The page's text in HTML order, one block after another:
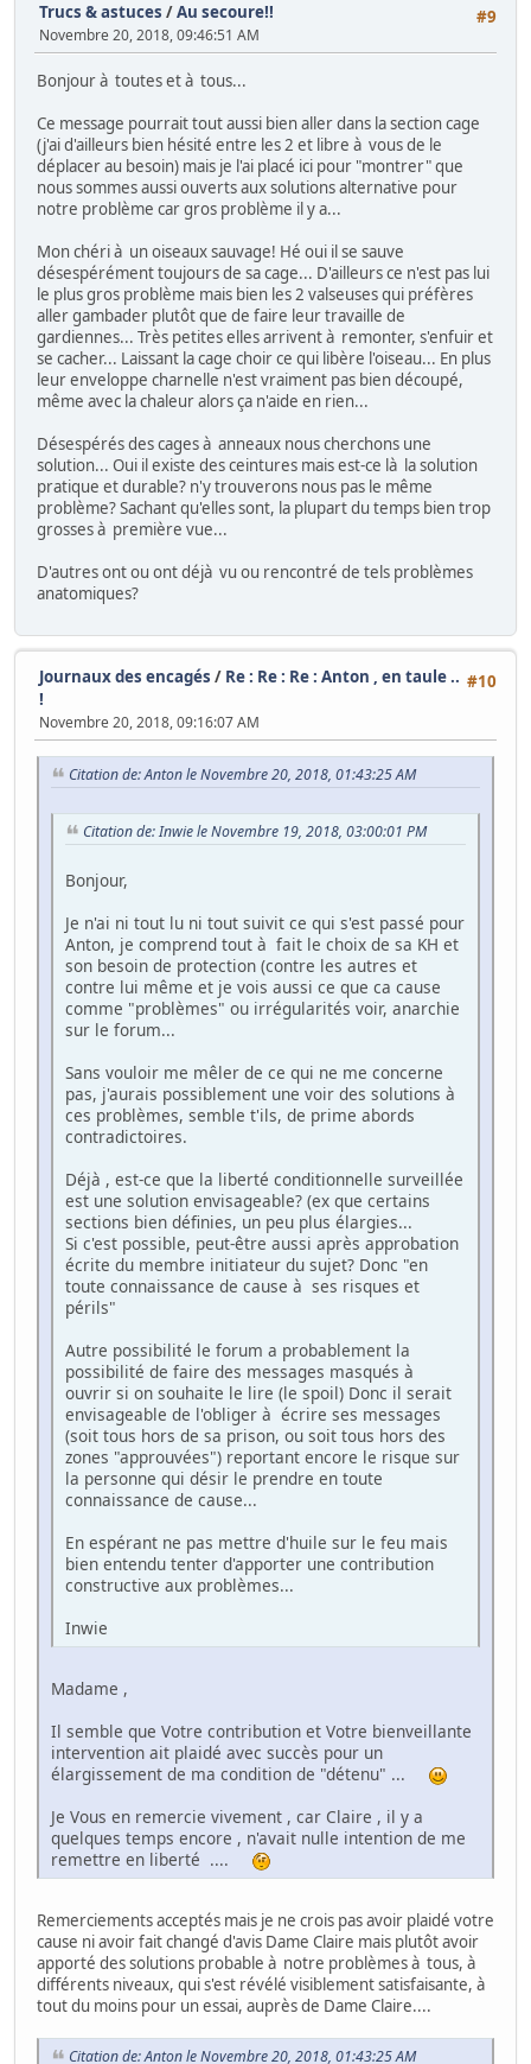
#9
Trucs & astuces /Au secoure!!
Novembre 20, 2018, 09:46:51 AM
Bonjour à toutes et à tous...
Ce message pourrait tout aussi bien aller dans la section cage
(j'ai d'ailleurs bien hésité entre les 2 et libre à vous de le
déplacer au besoin) mais je l'ai placé ici pour "montrer" que
nous sommes aussi ouverts aux solutions alternative pour
notre problème car gros problème il y a...
Mon chéri à un oiseaux sauvage! Hé oui il se sauve
désespérément toujours de sa cage... D'ailleurs ce n'est pas lui
le plus gros problème mais bien les 2 valseuses qui préfères
aller gambader plutôt que de faire leur travaille de
gardiennes... Très petites elles arrivent à remonter, s'enfuir et
se cacher... Laissant la cage choir ce qui libère l'oiseau... En plus
leur enveloppe charnelle n'est vraiment pas bien découpé,
même avec la chaleur alors ça n'aide en rien...
Désespérés des cages à anneaux nous cherchons une
solution... Oui il existe des ceintures mais est-ce là la solution
pratique et durable? n'y trouverons nous pas le même
problème? Sachant qu'elles sont, la plupart du temps bien trop
grosses à première vue...
D'autres ont ou ont déjà vu ou rencontré de tels problèmes
anatomiques?
#10
Journaux des encagés / Re : Re : Re : Anton , en taule ..
!
Novembre 20, 2018, 09:16:07 AM
Citation de: Anton le Novembre 20, 2018, 01:43:25 AM
Citation de: Inwie le Novembre 19, 2018, 03:00:01 PM
Bonjour,
Je n'ai ni tout lu ni tout suivit ce qui s'est passé pour
Anton, je comprend tout à fait le choix de sa KH et
son besoin de protection (contre les autres et
contre lui même et je vois aussi ce que ca cause
comme "problèmes" ou irrégularités voir, anarchie
sur le forum...
Sans vouloir me mêler de ce qui ne me concerne
pas, j'aurais possiblement une voir des solutions à
ces problèmes, semble t'ils, de prime abords
contradictoires.
Déjà , est-ce que la liberté conditionnelle surveillée
est une solution envisageable? (ex que certains
sections bien définies, un peu plus élargies...
Si c'est possible, peut-être aussi après approbation
écrite du membre initiateur du sujet? Donc "en
toute connaissance de cause à ses risques et
périls"
Autre possibilité le forum a probablement la
possibilité de faire des messages masqués à
ouvrir si on souhaite le lire (le spoil) Donc il serait
envisageable de l'obliger à écrire ses messages
(soit tous hors de sa prison, ou soit tous hors des
zones "approuvées") reportant encore le risque sur
la personne qui désir le prendre en toute
connaissance de cause...
En espérant ne pas mettre d'huile sur le feu mais
bien entendu tenter d'apporter une contribution
constructive aux problèmes...
Inwie
Madame ,
Il semble que Votre contribution et Votre bienveillante
intervention ait plaidé avec succès pour un
élargissement de ma condition de "détenu" ...
Je Vous en remercie vivement , car Claire , il y a
quelques temps encore , n'avait nulle intention de me
remettre en liberté ....
Remerciements acceptés mais je ne crois pas avoir plaidé votre
cause ni avoir fait changé d'avis Dame Claire mais plutôt avoir
apporté des solutions probable à notre problèmes à tous, à
différents niveaux, qui s'est révélé visiblement satisfaisante, à
tout du moins pour un essai, auprès de Dame Claire....
Citation de: Anton le Novembre 20, 2018, 01:43:25 AM